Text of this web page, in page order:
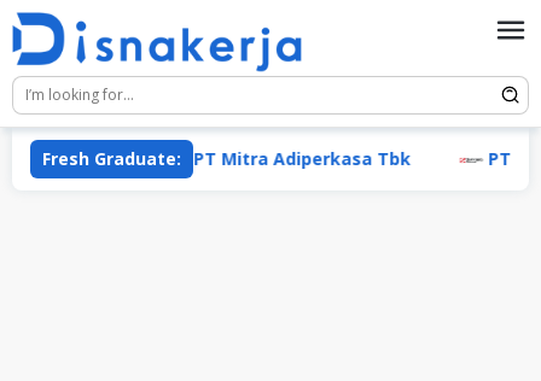
Skip
content
Fresh Graduate:PT Mitra Adiperkasa Tbk PT